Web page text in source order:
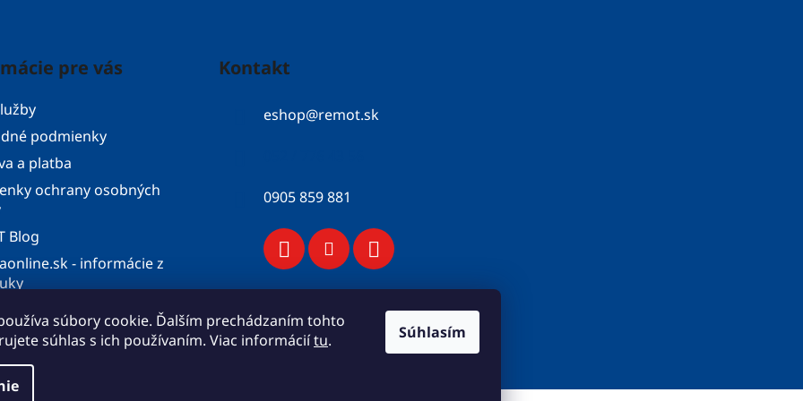
súbory cookie. Ďalším prechádzaním tohto
súhlas s ich používaním. Viac informáciítu. Súhlasím
pre vás
podmienky
a platba
ochrany osobných
Blog
- informácie z
Kontakt
eshop@remot.sk
0905 859 881